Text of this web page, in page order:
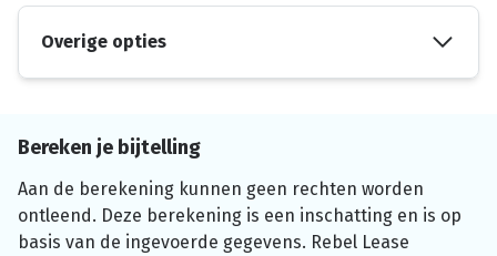
Overige opties
Bereken je bijtelling
Aan de berekening kunnen geen rechten worden
ontleend. Deze berekening is een inschatting en is op
basis van de ingevoerde gegevens. Rebel Lease